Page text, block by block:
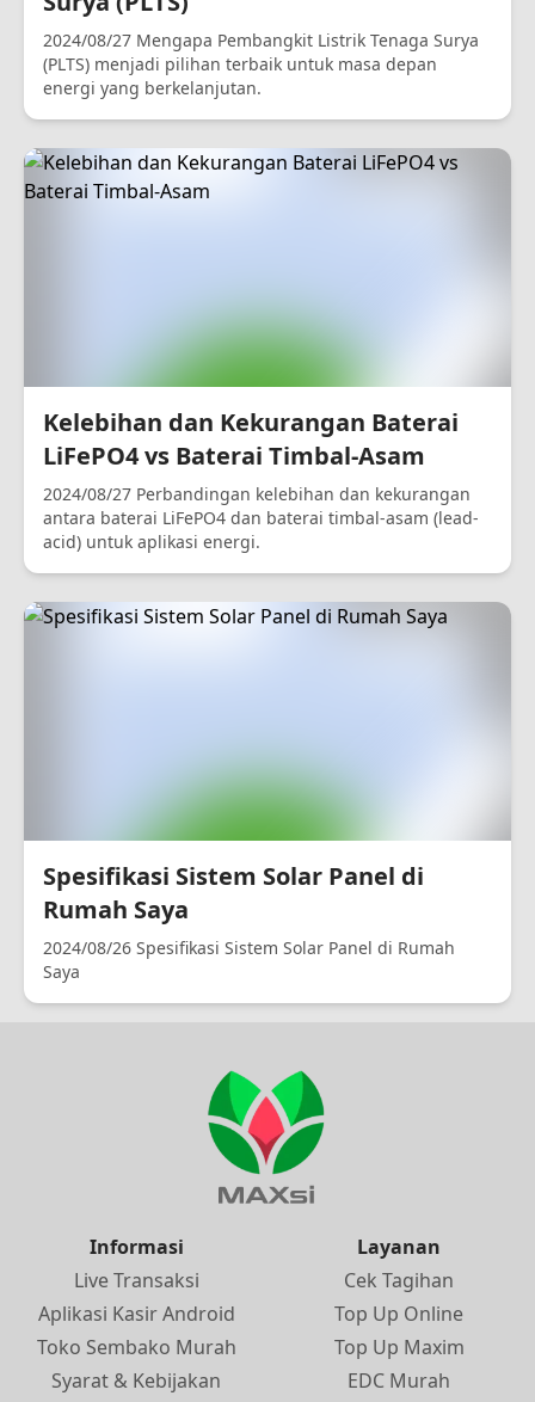
2024/08/27 Mengapa Pembangkit Listrik Tenaga Surya
(PLTS) menjadi pilihan terbaik untuk masa depan
energi yang berkelanjutan.
Kelebihan dan Kekurangan Baterai
LiFePO4 vs Baterai Timbal-Asam
2024/08/27 Perbandingan kelebihan dan kekurangan
antara baterai LiFePO4 dan baterai timbal-asam (lead-
acid) untuk aplikasi energi.
Spesifikasi Sistem Solar Panel di
Rumah Saya
2024/08/26 Spesifikasi Sistem Solar Panel di Rumah
Saya
Informasi
Live Transaksi
Aplikasi Kasir Android
Toko Sembako Murah
Syarat & Kebijakan
Layanan
Cek Tagihan
Top Up Online
Top Up Maxim
EDC Murah